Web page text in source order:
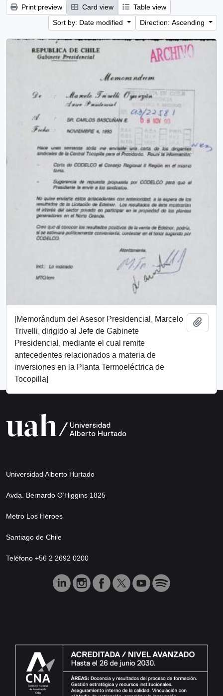
Print preview Card view
Table view
Sort by: Date modified
Direction: Ascending
[Memorándum del Asesor Presidencial, Marcelo
Trivelli, dirigido al Jefe de Gabinete
Presidencial, mediante el cual remite
antecedentes relacionados a materia de
inversiones en la Planta Termoeléctrica de
Tocopilla]
Universidad Alberto Hurtado
Avda. Bernardo O’Higgins 1825
Metro Los Héroes
Santiago de Chile
Teléfono +56 2 2692 0200